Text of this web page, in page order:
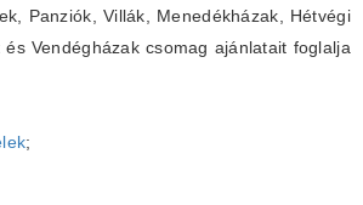
Panziók, Villák, Menedékházak, Hétvégi
és Vendégházak csomag ajánlatait foglalja
;